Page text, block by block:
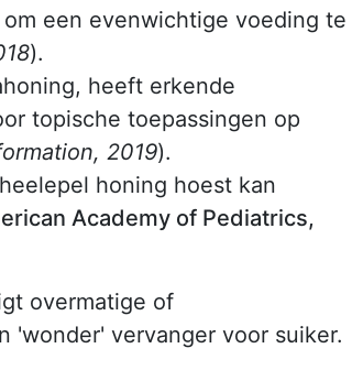
een evenwichtige voeding te
).
heeft erkende
topische toepassingen op
2019).
honing hoest kan
Academy of Pediatrics,
overmatige of
'wonder' vervanger voor suiker.